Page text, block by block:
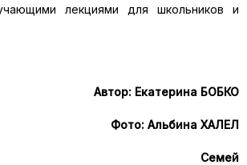
лекциями для школьников и
Автор: Екатерина БОБКО
Фото: Альбина ХАЛЕЛ
Семей